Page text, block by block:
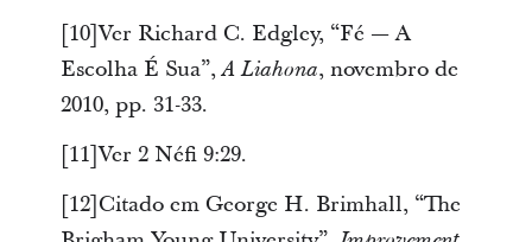
[10]Ver Richard C. Edgley, “Fé — A
Escolha É Sua”,A Liahona, novembro de
2010, pp. 31-33.
[11]Ver 2 Néfi 9:29.
[12]Citado em George H. Brimhall, “The